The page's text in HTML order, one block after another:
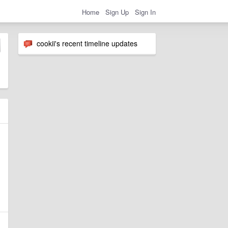
Home Sign Up Sign In
cookii's recent timeline updates